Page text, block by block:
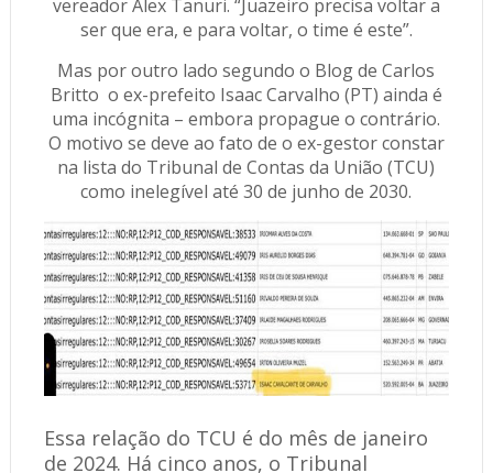
vereador Alex Tanuri. “Juazeiro precisa voltar a
ser que era, e para voltar, o time é este”.
Mas por outro lado segundo o Blog de Carlos
Britto o ex-prefeito Isaac Carvalho (PT) ainda é
uma incógnita – embora propague o contrário.
O motivo se deve ao fato de o ex-gestor constar
na lista do Tribunal de Contas da União (TCU)
como inelegível até 30 de junho de 2030.
Essa relação do TCU é do mês de janeiro
de 2024. Há cinco anos, o Tribunal